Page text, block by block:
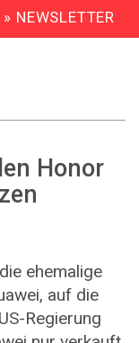
» NEWSLETTER
Honor
ehemalige
auf die
Regierung